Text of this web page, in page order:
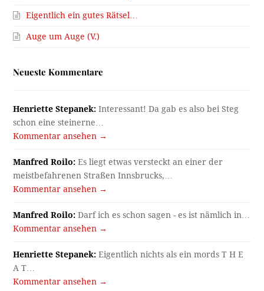
Eigentlich ein gutes Rätsel…
Auge um Auge (V.)
Neueste Kommentare
Henriette Stepanek: Interessant! Da gab es also bei Steg
schon eine steinerne…
Kommentar ansehen →
Manfred Roilo: Es liegt etwas versteckt an einer der
meistbefahrenen Straßen Innsbrucks,…
Kommentar ansehen →
Manfred Roilo: Darf ich es schon sagen - es ist nämlich in…
Kommentar ansehen →
Henriette Stepanek: Eigentlich nichts als ein mords T H E
A T…
Kommentar ansehen →